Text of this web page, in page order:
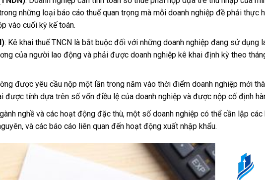
những loại báo cáo thuế quan trọng mà mỗi doanh nghiệp đề phải thực
vào cuối kỳ kế toán.
: Kê khai thuế TNCN là bắt buộc đối với những doanh nghiệp đang sử dụng
của người lao động và phải được doanh nghiệp kê khai định kỳ theo
được yêu cầu nộp một lần trong năm vào thời điểm doanh nghiệp mới
được tính dựa trên số vốn điều lệ của doanh nghiệp và được nộp cố định
nghề và các hoạt động đặc thù, một số doanh nghiệp có thể cần lập các
và các báo cáo liên quan đến hoạt động xuất nhập khẩu.